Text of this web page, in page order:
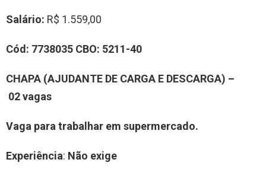
Salário: R$ 1.559,00
Cód: 7738035 CBO: 5211-40
CHAPA (AJUDANTE DE CARGA E DESCARGA) –
02vagas
Vaga para trabalhar em supermercado.
Experiência: Não exige